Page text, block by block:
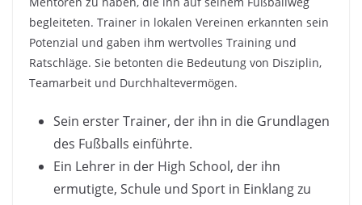
begleiteten. Trainer in lokalen Vereinen erkannten sein
Potenzial und gaben ihm wertvolles Training und
Ratschläge. Sie betonten die Bedeutung von Disziplin,
Teamarbeit und Durchhaltevermögen.
Sein erster Trainer, der ihn in die Grundlagen
des Fußballs einführte.
Ein Lehrer in der High School, der ihn
ermutigte, Schule und Sport in Einklang zu